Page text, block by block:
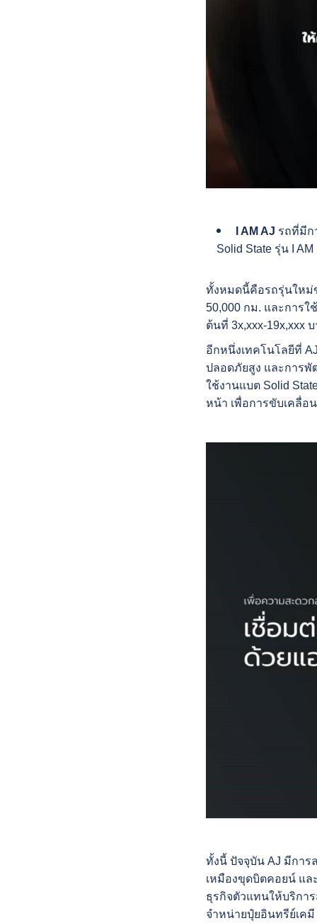
I AM AJ รถที่มีก
Solid State รุ่น I
ทั้งหมดนี้คือรถรุ่นใหม่
50,000 กม. และการใ
ต้นที่ 3x,xxx-19x,xxx
อีกหนึ่งเทคโนโลยีที่
ปลอดภัยสูง และการพั
ใช้งานแบต Solid
หน้า เพื่อการขับเคลื่
ทั้งนี้ ปัจจุบัน AJ มีการ
เหมืองขุดบิตคอยน์ แล
ธุรกิจตัวแทนให้บริการ
จำหน่ายปุ๋ยอินทรีย์เคมี